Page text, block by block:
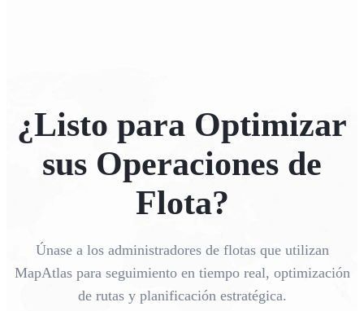
¿Listo para Optimizar
sus Operaciones de
Flota?
Únase a los administradores de flotas que utilizan
MapAtlas para seguimiento en tiempo real, optimización
de rutas y planificación estratégica.